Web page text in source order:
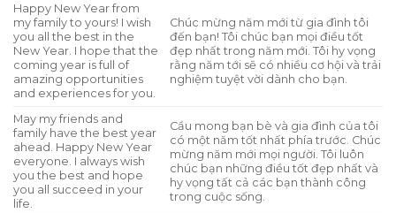
Happy New Year from
my family to yours! I wish
you all the best in the
New Year. I hope that the
coming year is full of
amazing opportunities
and experiences for you.
Chúc mừng năm mới từ gia đình tôi
đến bạn! Tôi chúc bạn mọi điều tốt
đẹp nhất trong năm mới. Tôi hy vọng
rằng năm tới sẽ có nhiều cơ hội và trải
nghiệm tuyệt vời dành cho bạn.
May my friends and
family have the best year
ahead. Happy New Year
everyone. I always wish
you the best and hope
you all succeed in your
life.
Cầu mong bạn bè và gia đình của tôi
có một năm tốt nhất phía trước. Chúc
mừng năm mới mọi người. Tôi luôn
chúc bạn những điều tốt đẹp nhất và
hy vọng tất cả các bạn thành công
trong cuộc sống.